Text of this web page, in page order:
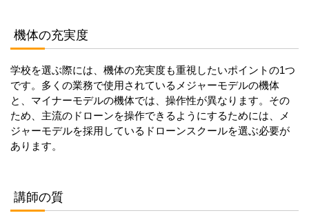
機体の充実度
学校を選ぶ際には、機体の充実度も重視したいポイントの1つ
です。多くの業務で使用されているメジャーモデルの機体
と、マイナーモデルの機体では、操作性が異なります。その
ため、主流のドローンを操作できるようにするためには、メ
ジャーモデルを採用しているドローンスクールを選ぶ必要が
あります。
講師の質